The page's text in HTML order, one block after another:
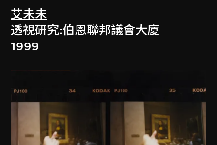
艾未未
透視研究:伯恩聯邦議會大廈
1999